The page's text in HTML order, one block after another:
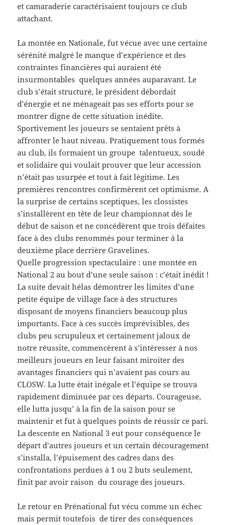
et camaraderie caractérisaient toujours ce club
attachant.
La montée en Nationale, fut vécue avec une certaine
sérénité malgré le manque d’expérience et des
contraintes financières qui auraient été
insurmontables quelques années auparavant. Le
club s’était structuré, le président débordait
d’énergie et ne ménageait pas ses efforts pour se
montrer digne de cette situation inédite.
Sportivement les joueurs se sentaient prêts à
affronter le haut niveau. Pratiquement tous formés
au club, ils formaient un groupe talentueux, soudé
et solidaire qui voulait prouver que leur accession
n’était pas usurpée et tout à fait légitime. Les
premières rencontres confirmèrent cet optimisme. A
la surprise de certains sceptiques, les clossistes
s’installèrent en tête de leur championnat dès le
début de saison et ne concédèrent que trois défaites
face à des clubs renommés pour terminer à la
deuxième place derrière Gravelines.
Quelle progression spectaculaire : une montée en
National 2 au bout d’une seule saison : c’était inédit !
La suite devait hélas démontrer les limites d’une
petite équipe de village face à des structures
disposant de moyens financiers beaucoup plus
importants. Face à ces succès imprévisibles, des
clubs peu scrupuleux et certainement jaloux de
notre réussite, commencèrent à s’intéresser à nos
meilleurs joueurs en leur faisant miroiter des
avantages financiers qui n’avaient pas cours au
CLOSW. La lutte était inégale et l’équipe se trouva
rapidement diminuée par ces départs. Courageuse,
elle lutta jusqu’ à la fin de la saison pour se
maintenir et fut à quelques points de réussir ce pari.
La descente en National 3 eut pour conséquence le
départ d’autres joueurs et un certain découragement
s’installa, l’épuisement des cadres dans des
confrontations perdues à 1 ou 2 buts seulement,
finit par avoir raison du courage des joueurs.
Le retour en Prénational fut vécu comme un échec
mais permit toutefois de tirer des conséquences